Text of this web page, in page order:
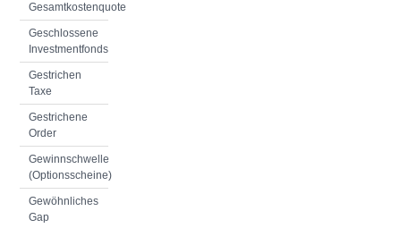
Gesamtkostenquote
Geschlossene
Investmentfonds
Gestrichen
Taxe
Gestrichene
Order
Gewinnschwelle
(Optionsscheine)
Gewöhnliches
Gap